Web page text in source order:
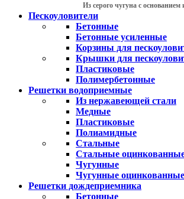
Из серого чугуна с
Пескоуловители
Бетонные
Бетонные усиленные
Корзины для
Крышки для
Пластиковые
Полимербетонные
Решетки водоприемные
Из нержавеющей стали
Медные
Пластиковые
Полиамидные
Стальные
Стальные
Чугунные
Чугунные оцинкованные
Решетки дождеприемника
Бетонные